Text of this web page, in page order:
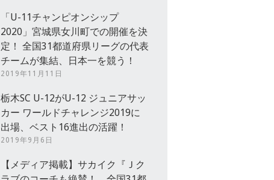
「U-11チャンピオンシップ
2020」宮城県女川町での開催を決
定！ 全国31都道府県リーグの代表
チームが集結、日本一を競う！
2019年11月11日
栃木SC U-12がU-12 ジュニアサッ
カー ワールドチャレンジ2019に
出場、ベスト16進出の活躍！
2019年9月6日
【メディア掲載】サカイク『Ｊク